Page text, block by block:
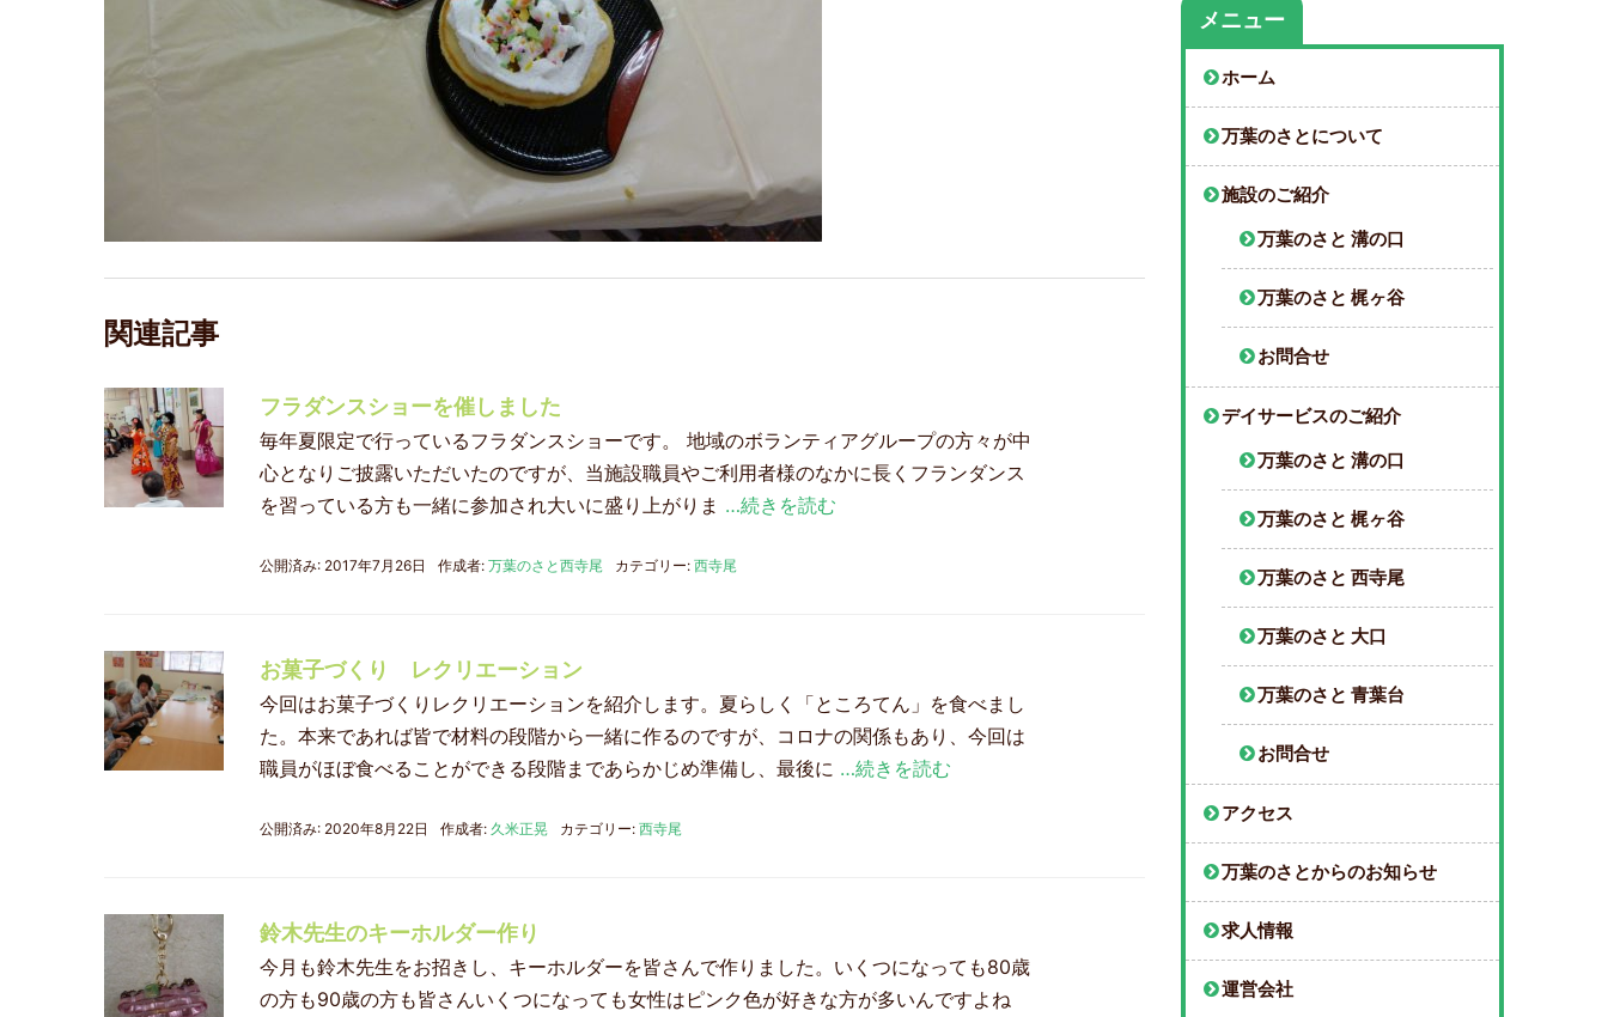
関連記事
フラダンスショーを催しました
毎年夏限定で行っているフラダンスショーです。 地域のボランティアグループの方々が中
心となりご披露いただいたのですが、当施設職員やご利用者様のなかに長くフランダンス
を習っている方も一緒に参加され大いに盛り上がりま …続きを読む
公開済み: 2017年7月26日 作成者: 万葉のさと西寺尾 カテゴリー: 西寺尾
お菓子づくり レクリエーション
今回はお菓子づくりレクリエーションを紹介します。夏らしく「ところてん」を食べまし
た。本来であれば皆で材料の段階から一緒に作るのですが、コロナの関係もあり、今回は
職員がほぼ食べることができる段階まであらかじめ準備し、最後に …続きを読む
公開済み: 2020年8月22日 作成者: 久米正晃 カテゴリー: 西寺尾
鈴木先生のキーホルダー作り
今月も鈴木先生をお招きし、キーホルダーを皆さんで作りました。いくつになっても80歳
の方も90歳の方も皆さんいくつになっても女性はピンク色が好きな方が多いんですよね
メニュー
ホーム
万葉のさとについて
施設のご紹介
万葉のさと 溝の口
万葉のさと 梶ヶ谷
お問合せ
デイサービスのご紹介
万葉のさと 溝の口
万葉のさと 梶ヶ谷
万葉のさと 西寺尾
万葉のさと 大口
万葉のさと 青葉台
お問合せ
アクセス
万葉のさとからのお知らせ
求人情報
運営会社